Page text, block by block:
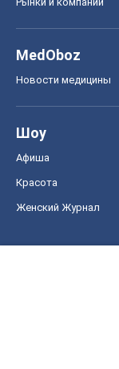
MedOboz
Новости медицины
Шоу
Афиша
Красота
Женский Журнал